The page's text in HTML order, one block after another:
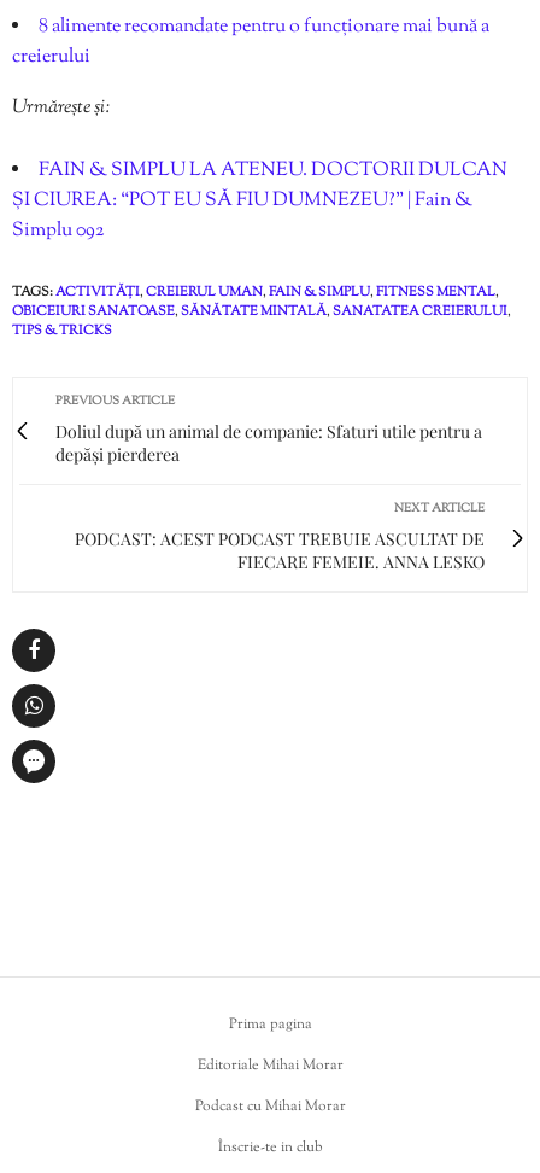
8 alimente recomandate pentru o funcționare mai bună a
creierului
Urmărește și:
FAIN & SIMPLU LA ATENEU. DOCTORII DULCAN
ȘI CIUREA: “POT EU SĂ FIU DUMNEZEU?” | Fain &
Simplu 092
TAGS:ACTIVITĂȚI,CREIERUL UMAN,FAIN & SIMPLU,FITNESS MENTAL,
OBICEIURI SANATOASE,SĂNĂTATE MINTALĂ,SANATATEA CREIERULUI,
TIPS & TRICKS
PREVIOUS ARTICLE
Doliul după un animal de companie: Sfaturi utile pentru a
depăși pierderea
NEXT ARTICLE
PODCAST: ACEST PODCAST TREBUIE ASCULTAT DE
FIECARE FEMEIE. ANNA LESKO
Prima pagina
Editoriale Mihai Morar
Podcast cu Mihai Morar
Înscrie-te in club